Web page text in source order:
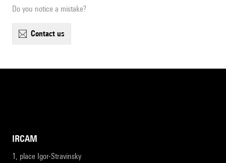
Do you notice a mistake?
contact us
IRCAM
1, place Igor-Stravinsky